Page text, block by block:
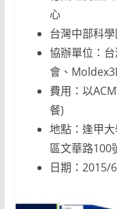
心
台灣中部科
協辦單位：
會、
費用：以
餐)
地點：逢甲
區文華路100
日期：2015/